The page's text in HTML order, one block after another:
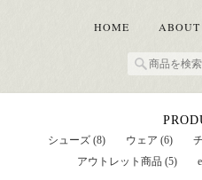
HOME ABOUT
シューズ (8) ウェア (6)
アウトレット商品 (5)